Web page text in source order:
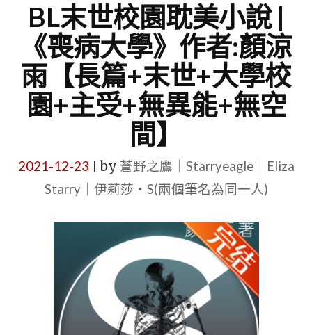
BL末世校園耽美小說 |
《喪病大學》作者:顏涼
雨【長篇+末世+大學校
園+主受+無異能+無空
間】
2021-12-23 by 蒼野之鷹｜Starryeagle｜Eliza
Starry｜伊莉莎・S(兩個筆名為同一人)